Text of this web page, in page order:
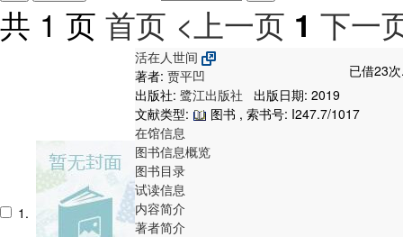
共 1 页 首页 <上一页 1 下一
1.
活在人世间
已借23
著者: 贾平凹
出版社: 鹭江出版社
出版日期: 2019
文献类型:
图书 , 索书号: I247.7/1017
在馆信息
图书信息概览
图书目录
试读信息
内容简介
著者简介